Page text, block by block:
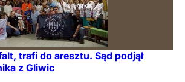
trafi do aresztu. Sąd podjął
z Gliwic